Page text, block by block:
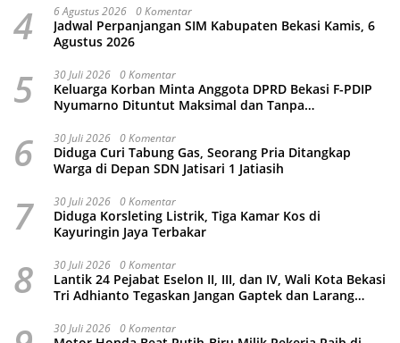
4 6 Agustus 2026 0 Komentar
Jadwal Perpanjangan SIM Kabupaten Bekasi Kamis, 6
Agustus 2026
5 30 Juli 2026 0 Komentar
Keluarga Korban Minta Anggota DPRD Bekasi F-PDIP
Nyumarno Dituntut Maksimal dan Tanpa
6 30 Juli 2026 0 Komentar
Diduga Curi Tabung Gas, Seorang Pria Ditangkap
Warga di Depan SDN Jatisari 1 Jatiasih
7 30 Juli 2026 0 Komentar
Diduga Korsleting Listrik, Tiga Kamar Kos di
Kayuringin Jaya Terbakar
8 30 Juli 2026 0 Komentar
Lantik 24 Pejabat Eselon II, III, dan IV, Wali Kota Bekasi
Tri Adhianto Tegaskan Jangan Gaptek dan Larang
30 Juli 2026 0 Komentar